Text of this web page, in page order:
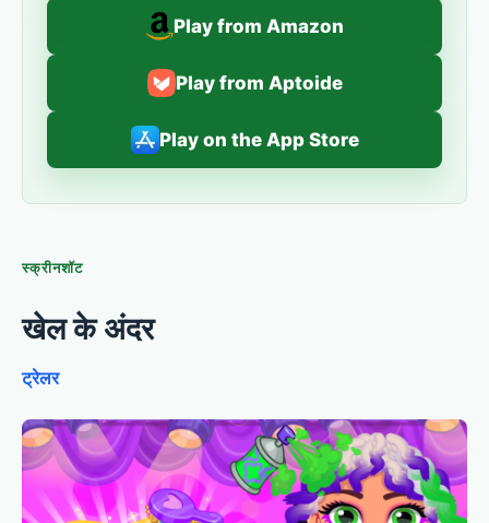
Play from Amazon
Play from Aptoide
Play on the App Store
स्क्रीनशॉट
खेल के अंदर
ट्रेलर